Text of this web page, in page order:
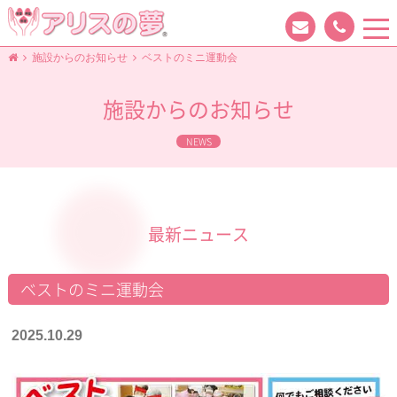
施設からのお知らせ ベストのミニ運動会
施設からのお知らせ
NEWS
最新ニュース
ベストのミニ運動会
2025.10.29